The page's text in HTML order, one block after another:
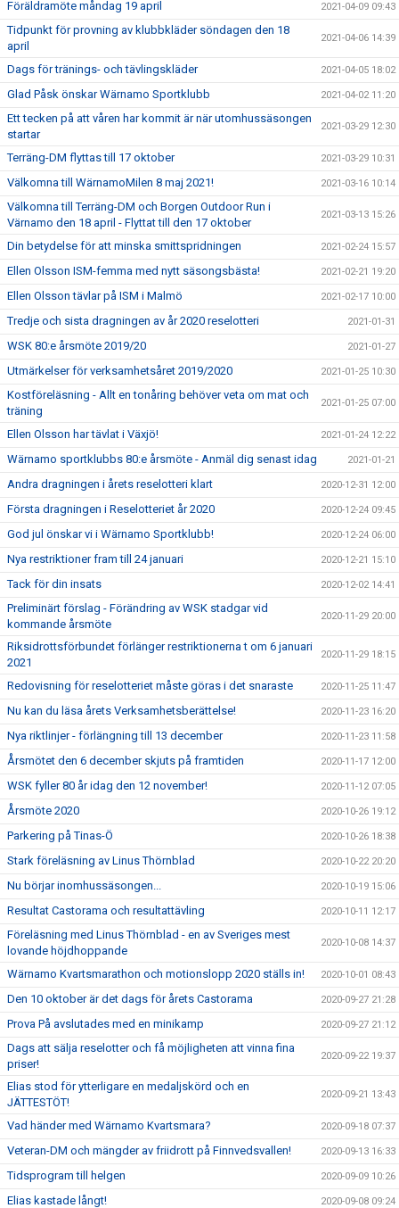
Föräldramöte måndag 19 april 2021-04-09 09:43
Tidpunkt för provning av klubbkläder söndagen den 18
april
2021-04-06 14:39
Dags för tränings- och tävlingskläder 2021-04-05 18:02
Glad Påsk önskar Wärnamo Sportklubb 2021-04-02 11:20
Ett tecken på att våren har kommit är när utomhussäsongen
startar
2021-03-29 12:30
Terräng-DM flyttas till 17 oktober 2021-03-29 10:31
Välkomna till WärnamoMilen 8 maj 2021! 2021-03-16 10:14
Välkomna till Terräng-DM och Borgen Outdoor Run i
Värnamo den 18 april - Flyttat till den 17 oktober
2021-03-13 15:26
Din betydelse för att minska smittspridningen 2021-02-24 15:57
Ellen Olsson ISM-femma med nytt säsongsbästa! 2021-02-21 19:20
Ellen Olsson tävlar på ISM i Malmö 2021-02-17 10:00
Tredje och sista dragningen av år 2020 reselotteri 2021-01-31
WSK 80:e årsmöte 2019/20 2021-01-27
Utmärkelser för verksamhetsåret 2019/2020 2021-01-25 10:30
Kostföreläsning - Allt en tonåring behöver veta om mat och
träning
2021-01-25 07:00
Ellen Olsson har tävlat i Växjö! 2021-01-24 12:22
Wärnamo sportklubbs 80:e årsmöte - Anmäl dig senast idag 2021-01-21
Andra dragningen i årets reselotteri klart 2020-12-31 12:00
Första dragningen i Reselotteriet år 2020 2020-12-24 09:45
God jul önskar vi i Wärnamo Sportklubb! 2020-12-24 06:00
Nya restriktioner fram till 24 januari 2020-12-21 15:10
Tack för din insats 2020-12-02 14:41
Preliminärt förslag - Förändring av WSK stadgar vid
kommande årsmöte
2020-11-29 20:00
Riksidrottsförbundet förlänger restriktionerna t om 6 januari
2021
2020-11-29 18:15
Redovisning för reselotteriet måste göras i det snaraste 2020-11-25 11:47
Nu kan du läsa årets Verksamhetsberättelse! 2020-11-23 16:20
Nya riktlinjer - förlängning till 13 december 2020-11-23 11:58
Årsmötet den 6 december skjuts på framtiden 2020-11-17 12:00
WSK fyller 80 år idag den 12 november! 2020-11-12 07:05
Årsmöte 2020 2020-10-26 19:12
Parkering på Tinas-Ö 2020-10-26 18:38
Stark föreläsning av Linus Thörnblad 2020-10-22 20:20
Nu börjar inomhussäsongen... 2020-10-19 15:06
Resultat Castorama och resultattävling 2020-10-11 12:17
Föreläsning med Linus Thörnblad - en av Sveriges mest
lovande höjdhoppande
2020-10-08 14:37
Wärnamo Kvartsmarathon och motionslopp 2020 ställs in! 2020-10-01 08:43
Den 10 oktober är det dags för årets Castorama 2020-09-27 21:28
Prova På avslutades med en minikamp 2020-09-27 21:12
Dags att sälja reselotter och få möjligheten att vinna fina
priser!
2020-09-22 19:37
Elias stod för ytterligare en medaljskörd och en
JÄTTESTÖT!
2020-09-21 13:43
Vad händer med Wärnamo Kvartsmara? 2020-09-18 07:37
Veteran-DM och mängder av friidrott på Finnvedsvallen! 2020-09-13 16:33
Tidsprogram till helgen 2020-09-09 10:26
Elias kastade långt! 2020-09-08 09:24